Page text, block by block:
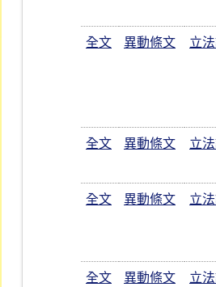
全文 異動條文 立
全文 異動條文 立
全文 異動條文 立
全文 異動條文 立